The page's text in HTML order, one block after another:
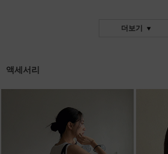
더보기
액세서리